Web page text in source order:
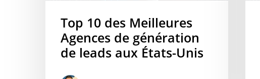
Top 10 des Meilleures
Agences de génération
de leads aux États-Unis